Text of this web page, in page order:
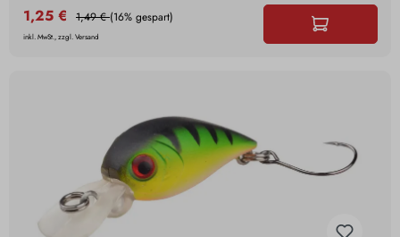
1,25 € 1,49 €(16% gespart)
inkl. MwSt., zzgl. Versand